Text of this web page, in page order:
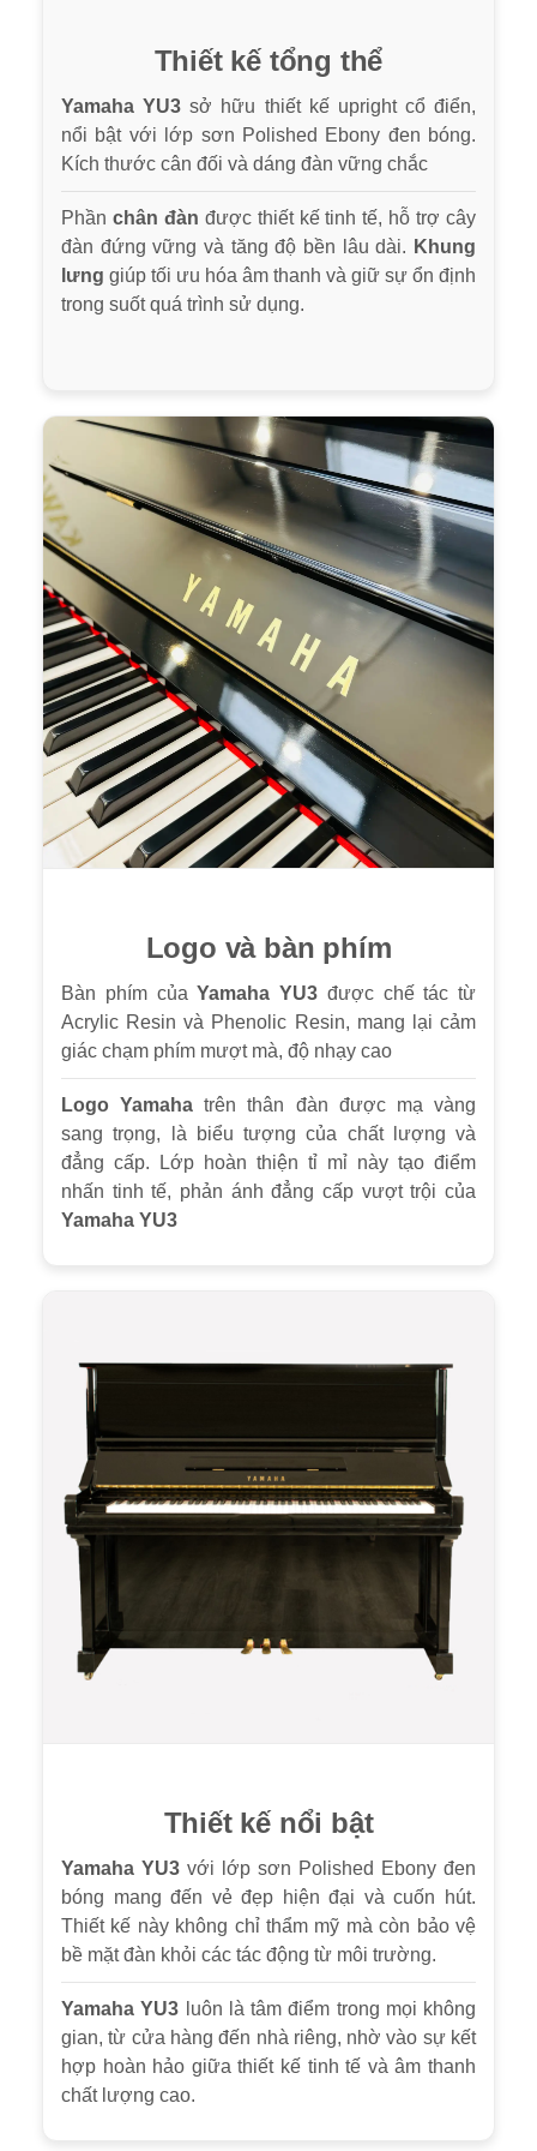
Thiết kế tổng thể
Yamaha YU3 sở hữu thiết kế upright cổ điển,
nổi bật với lớp sơn Polished Ebony đen bóng.
Kích thước cân đối và dáng đàn vững chắc
Phần chân đàn được thiết kế tinh tế, hỗ trợ cây
đàn đứng vững và tăng độ bền lâu dài. Khung
lưng giúp tối ưu hóa âm thanh và giữ sự ổn định
trong suốt quá trình sử dụng.
Logo và bàn phím
Bàn phím củaYamaha YU3 được chế tác từ
Acrylic Resin và Phenolic Resin, mang lại cảm
giác chạm phím mượt mà, độ nhạy cao
Logo Yamaha trên thân đàn được mạ vàng
sang trọng, là biểu tượng của chất lượng và
đẳng cấp. Lớp hoàn thiện tỉ mỉ này tạo điểm
nhấn tinh tế, phản ánh đẳng cấp vượt trội của
Yamaha YU3
Thiết kế nổi bật
Yamaha YU3 với lớp sơn Polished Ebony đen
bóng mang đến vẻ đẹp hiện đại và cuốn hút.
Thiết kế này không chỉ thẩm mỹ mà còn bảo vệ
bề mặt đàn khỏi các tác động từ môi trường.
Yamaha YU3 luôn là tâm điểm trong mọi không
gian, từ cửa hàng đến nhà riêng, nhờ vào sự kết
hợp hoàn hảo giữa thiết kế tinh tế và âm thanh
chất lượng cao.